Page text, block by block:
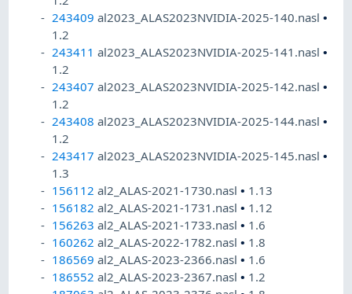
243409 al2023_ALAS2023NVIDIA-2025-140.nasl•
1.2
243411 al2023_ALAS2023NVIDIA-2025-141.nasl•
1.2
243407 al2023_ALAS2023NVIDIA-2025-142.nasl•
1.2
243408 al2023_ALAS2023NVIDIA-2025-144.nasl•
1.2
243417 al2023_ALAS2023NVIDIA-2025-145.nasl•
1.3
156112 al2_ALAS-2021-1730.nasl• 1.13
156182 al2_ALAS-2021-1731.nasl• 1.12
156263 al2_ALAS-2021-1733.nasl• 1.6
160262 al2_ALAS-2022-1782.nasl• 1.8
186569 al2_ALAS-2023-2366.nasl• 1.6
186552 al2_ALAS-2023-2367.nasl• 1.2